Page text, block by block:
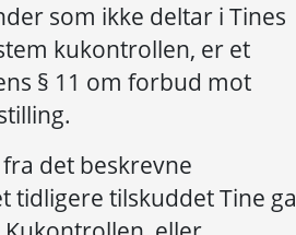
som ikke deltar i Tines
kukontrollen, er et
§ 11 om forbud mot
det beskrevne
tidligere tilskuddet Tine ga